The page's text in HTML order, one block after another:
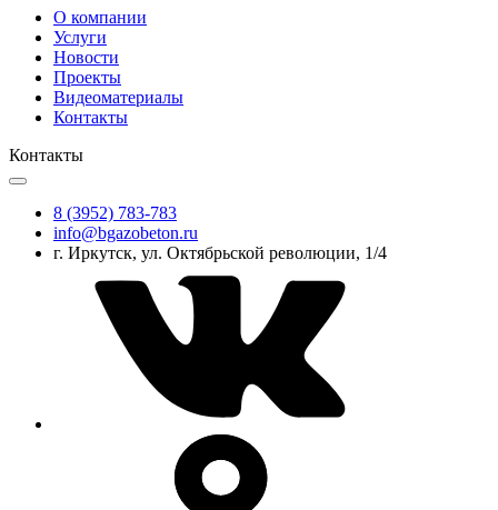
О компании
Услуги
Новости
Проекты
Видеоматериалы
Контакты
Контакты
8 (3952) 783-783
info@bgazobeton.ru
г. Иркутск, ул. Октябрьской революции, 1/4